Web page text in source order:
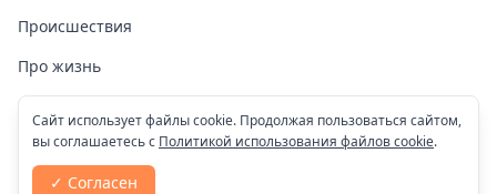
Происшествия
Про жизнь
Здоровье
COVID-19
Спорт
Сайт использует файлы cookie. Продолжая пользоваться сайтом,
вы соглашаетесь с Политикой использования файлов cookie.
✓ Согласен